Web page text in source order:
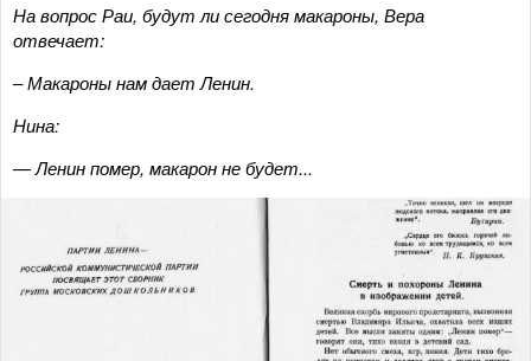
На вопрос Раи, будут ли сегодня макароны, Вера
отвечает:
–Макароны нам дает Ленин.
Нина:
—Ленин помер, макарон не будет...